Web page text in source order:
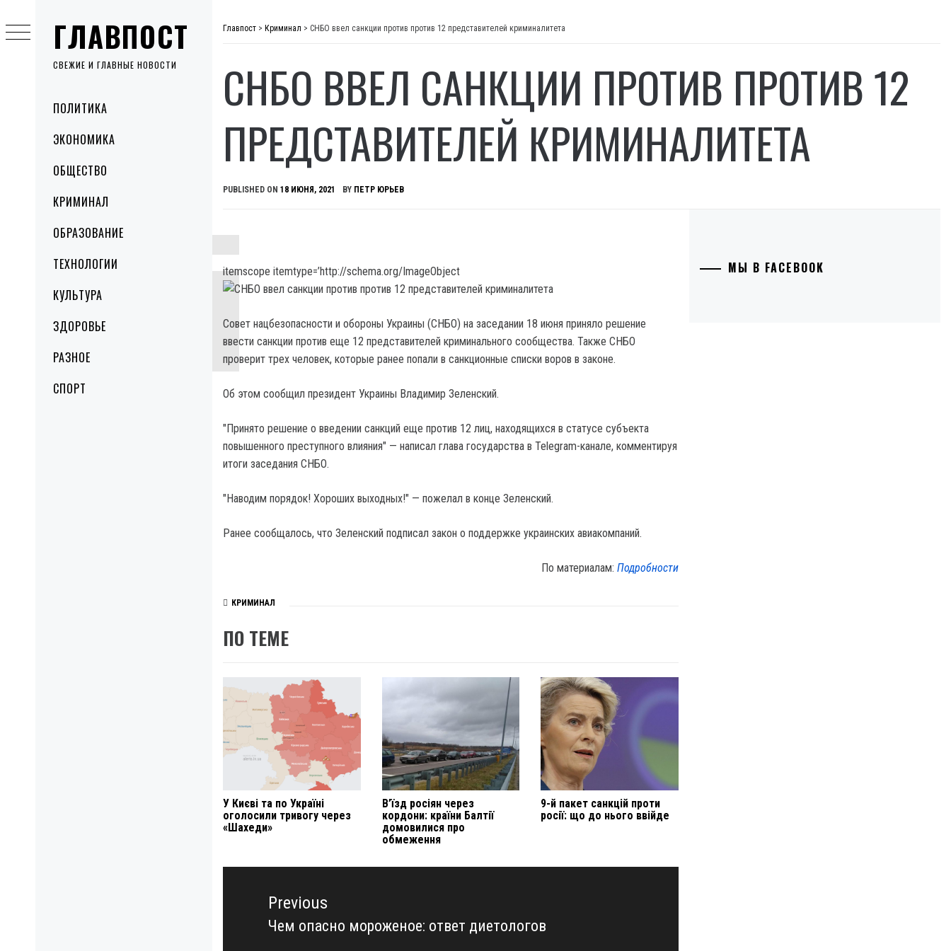
ГЛАВПОСТ
СВЕЖИЕ И ГЛАВНЫЕ НОВОСТИ
MenuПОЛИТИКА
ЭКОНОМИКА
ОБЩЕСТВО
КРИМИНАЛ
ОБРАЗОВАНИЕ
ТЕХНОЛОГИИ
КУЛЬТУРА
ЗДОРОВЬЕ
РАЗНОЕ
СПОРТ
to
content
Главпост > Криминал > СНБО ввел санкции против против 12 представителей криминалитета
СНБО ВВЕЛ САНКЦИИ ПРОТИВ ПРОТИВ 12
ПРЕДСТАВИТЕЛЕЙ КРИМИНАЛИТЕТА
PUBLISHED ON 18 ИЮНЯ, 2021 BY ПЕТР ЮРЬЕВ
itemscope itemtype=’http://schema.org/ImageObject
Совет нацбезопасности и обороны Украины (СНБО) на заседании 18 июня приняло решение
ввести санкции против еще 12 представителей криминального сообщества. Также СНБО
проверит трех человек, которые ранее попали в санкционные списки воров в законе.
Об этом сообщил президент Украины Владимир Зеленский.
"Принято решение о введении санкций еще против 12 лиц, находящихся в статусе субъекта
повышенного преступного влияния" — написал глава государства в Telegram-канале, комментируя
итоги заседания СНБО.
"Наводим порядок! Хороших выходных!" — пожелал в конце Зеленский.
Ранее сообщалось, что Зеленский подписал закон о поддержке украинских авиакомпаний.
По материалам:Подробности
КРИМИНАЛ
ПО ТЕМЕ
У Києві та по Україні
оголосили тривогу через
«Шахеди»
В’їзд росіян через
кордони: країни Балтії
домовилися про
обмеження
9-й пакет санкцій проти
росії: що до нього ввійде
Навигация
записямPrevious
Previous
Чем опасно мороженое: ответ диетологов
МЫ В FACEBOOK